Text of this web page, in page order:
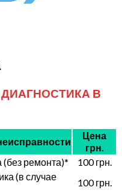
В
Цена
грн.
(без ремонта)*
100 грн.
(в случае
100 грн.